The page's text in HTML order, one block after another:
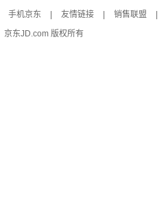
手机京东 友情链接 销售联盟
京东JD.com 版权所有